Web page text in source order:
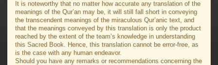
It is noteworthy that no matter how accurate any translation of the
meanings of the Qur’an may be, it will still fall short in conveying
the transcendent meanings of the miraculous Qur’anic text, and
that the meanings conveyed by this translation is only the product
reached by the extent of the team’s knowledge in understanding
this Sacred Book. Hence, this translation cannot be error-free, as
is the case with any human endeavor.
Should you have any remarks or recommendations concerning the